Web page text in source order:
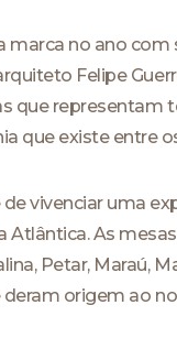
marca no ano
Felipe
representam
que existe entre
vivenciar uma
Atlântica. As
Petar, Maraú,
origem ao